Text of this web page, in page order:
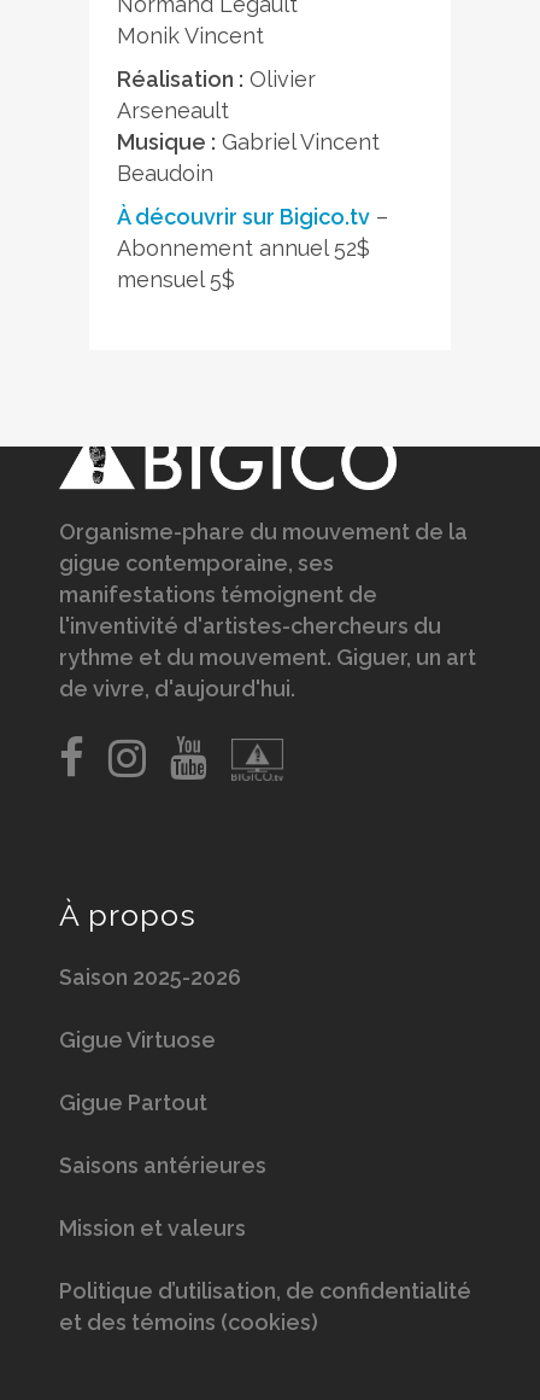
Monik Vincent
Réalisation : Olivier
Arseneault
Musique : Gabriel Vincent
Beaudoin
À découvrir sur Bigico.tv –
Abonnement annuel 52$
mensuel 5$
Organisme-phare du mouvement de la
gigue contemporaine, ses
manifestations témoignent de
l'inventivité d'artistes-chercheurs du
rythme et du mouvement. Giguer, un art
de vivre, d'aujourd'hui.
À propos
Saison 2025-2026
Gigue Virtuose
Gigue Partout
Saisons antérieures
Mission et valeurs
Politique d’utilisation, de confidentialité
et des témoins (cookies)